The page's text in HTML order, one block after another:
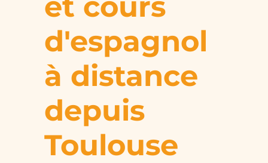
d'espagnol
à distance
depuis
Toulouse